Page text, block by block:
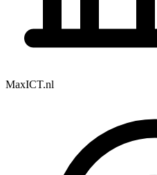
MaxICT.nl